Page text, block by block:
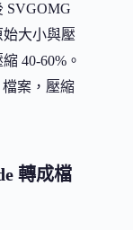
SVGOMG
大小與壓
40-60%。
案，壓縮
轉成檔